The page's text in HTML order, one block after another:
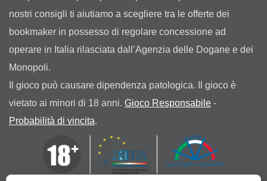
nostri consigli ti aiutiamo a scegliere tra le offerte dei
bookmaker in possesso di regolare concessione ad
operare in Italia rilasciata dall’Agenzia delle Dogane e dei
Monopoli.
Il gioco può causare dipendenza patologica. Il gioco è
vietato ai minori di 18 anni. Gioco Responsabile -
Probabilità di vincita.